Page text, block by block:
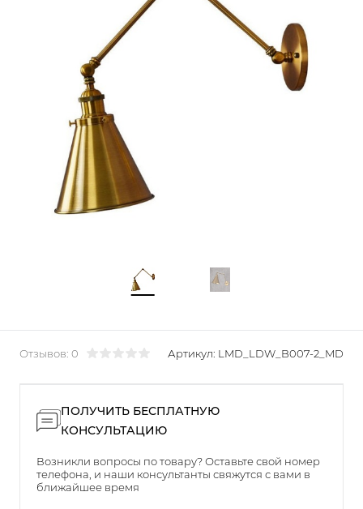
Отзывов: 0 Артикул: LMD_LDW_B007-2_MD
ПОЛУЧИТЬ БЕСПЛАТНУЮ
КОНСУЛЬТАЦИЮ
Возникли вопросы по товару? Оставьте свой номер
телефона, и наши консультанты свяжутся с вами в
ближайшее время